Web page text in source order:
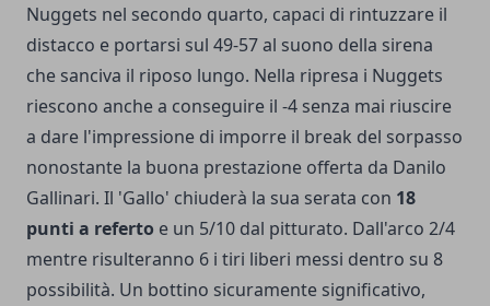
Nuggets nel secondo quarto, capaci di rintuzzare il
distacco e portarsi sul 49-57 al suono della sirena
che sanciva il riposo lungo. Nella ripresa i Nuggets
riescono anche a conseguire il -4 senza mai riuscire
a dare l'impressione di imporre il break del sorpasso
nonostante la buona prestazione offerta da Danilo
Gallinari. Il 'Gallo' chiuderà la sua serata con 18
punti a referto e un 5/10 dal pitturato. Dall'arco 2/4
mentre risulteranno 6 i tiri liberi messi dentro su 8
possibilità. Un bottino sicuramente significativo,